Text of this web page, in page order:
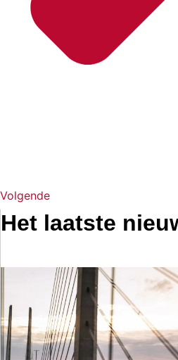
Volgende
Het laatste